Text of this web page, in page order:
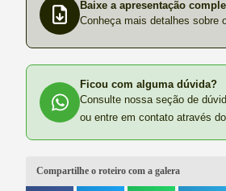
Baixe a apresentação
Conheça mais detalhes sobre
Ficou com alguma dúvida?
Consulte nossa seção de
ou entre em contato através
Compartilhe o roteiro com a galera